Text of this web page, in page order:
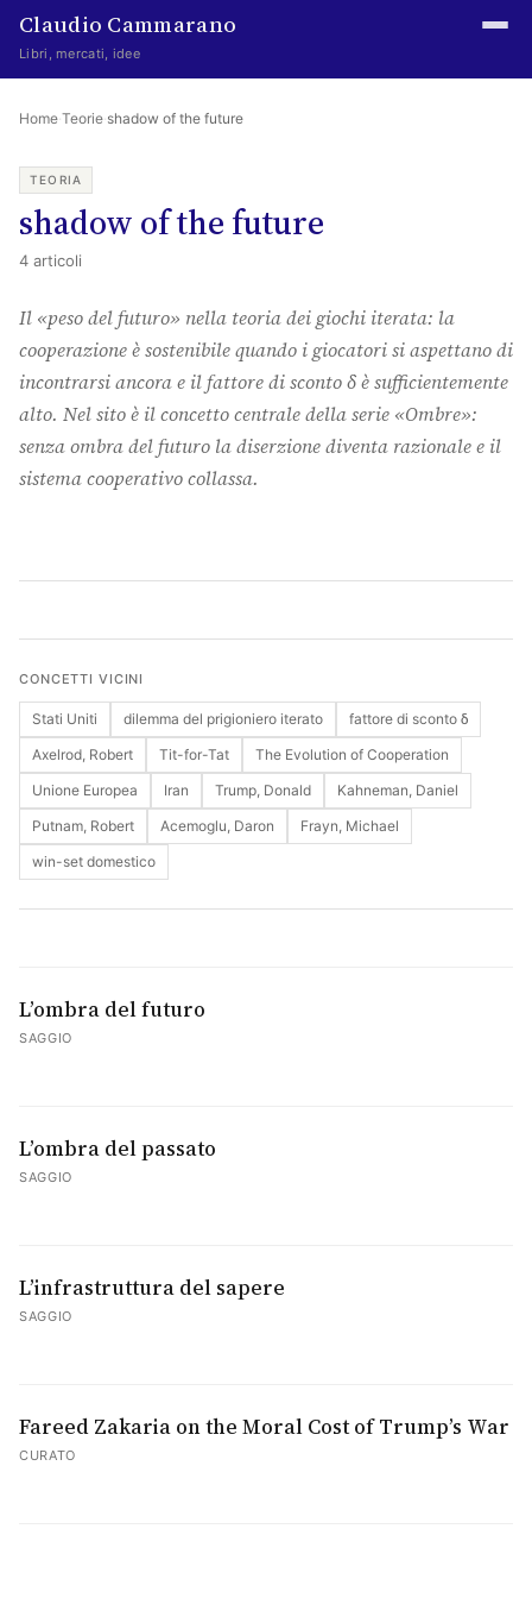
Claudio Cammarano
Libri, mercati, idee
Home
Writings
Curated
Learning log
Irene Media
Indice
About
Cerca
Home·Teorie·shadow of the future
TEORIA
shadow of the future
4 articoli
Il «peso del futuro» nella teoria dei giochi iterata: la
cooperazione è sostenibile quando i giocatori si aspettano di
incontrarsi ancora e il fattore di sconto δ è sufficientemente
alto. Nel sito è il concetto centrale della serie «Ombre»:
senza ombra del futuro la diserzione diventa razionale e il
sistema cooperativo collassa.
CONCETTI VICINI
Stati Uniti dilemma del prigioniero iterato
fattore di sconto δ
Axelrod, Robert
Tit-for-Tat
The Evolution of Cooperation
Unione Europea
Iran Trump, Donald
Kahneman, Daniel
Putnam, Robert
Acemoglu, Daron
Frayn, Michael
win-set domestico
L’ombra del futuro
SAGGIO
L’ombra del passato
SAGGIO
L’infrastruttura del sapere
SAGGIO
Fareed Zakaria on the Moral Cost of Trump’s War
CURATO